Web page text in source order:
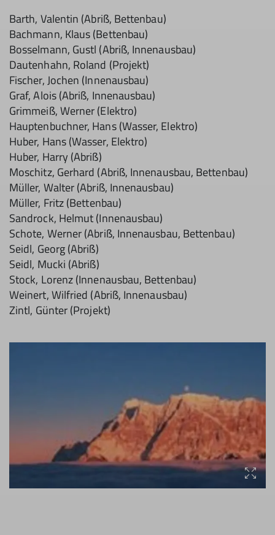
Barth, Valentin (Abriß, Bettenbau)
Bachmann, Klaus (Bettenbau)
Bosselmann, Gustl (Abriß, Innenausbau)
Dautenhahn, Roland (Projekt)
Fischer, Jochen (Innenausbau)
Graf, Alois (Abriß, Innenausbau)
Grimmeiß, Werner (Elektro)
Hauptenbuchner, Hans (Wasser, Elektro)
Huber, Hans (Wasser, Elektro)
Huber, Harry (Abriß)
Moschitz, Gerhard (Abriß, Innenausbau, Bettenbau)
Müller, Walter (Abriß, Innenausbau)
Müller, Fritz (Bettenbau)
Sandrock, Helmut (Innenausbau)
Schote, Werner (Abriß, Innenausbau, Bettenbau)
Seidl, Georg (Abriß)
Seidl, Mucki (Abriß)
Stock, Lorenz (Innenausbau, Bettenbau)
Weinert, Wilfried (Abriß, Innenausbau)
Zintl, Günter (Projekt)